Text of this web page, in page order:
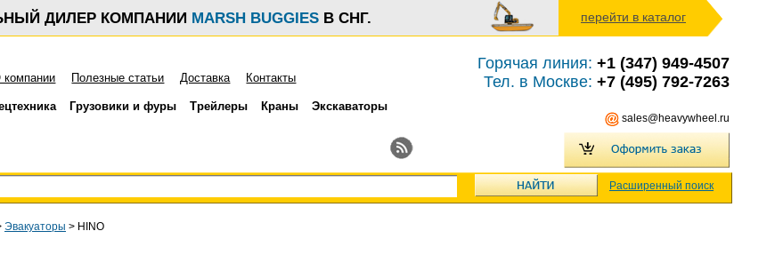
ДИЛЕР КОМПАНИИ MARSH BUGGIES В СНГ. перейти в каталог
компании Полезные статьи Доставка Контакты
Грузовики и фуры Трейлеры Краны Экскаваторы
Горячая линия: +1 (347) 949-4507
Тел. в Москве: +7 (495) 792-7263
sales@heavywheel.ru
Расширенный поиск
Эвакуаторы > HINO